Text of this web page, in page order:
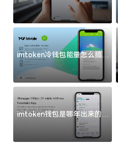
址？三步搞定不踩坑
imtoken冷钱包能量怎么搞？
过来人告诉你门道
imtoken钱包是哪年出来的？
一文给你说清楚